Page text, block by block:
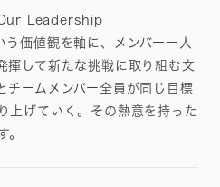
Our Leadership
価値観を軸に、メンバー一人
揮して新たな挑戦に取り組む文
チームメンバー全員が同じ目標
上げていく。その熱意を持った
。